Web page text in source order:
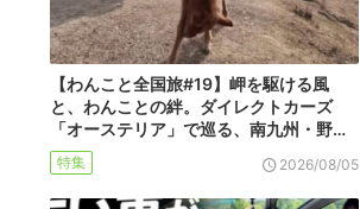
【わんこと全国旅#19】岬を駆ける風
と、わんことの絆。ダイレクトカーズ
「オーステリア」で巡る、南九州・野…
特集 2026/08/05